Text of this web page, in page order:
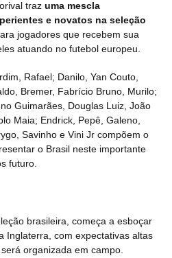
traz uma mescla
e novatos na seleção
jogadores que recebem sua
atuando no futebol europeu.
Rafael; Danilo, Yan Couto,
Bremer, Fabrício Bruno, Murilo;
Guimarães, Douglas Luiz, João
Maia; Endrick, Pepê, Galeno,
Savinho e Vini Jr compõem o
o Brasil neste importante
futuro.
brasileira, começa a esboçar
Inglaterra, com expectativas altas
organizada em campo.